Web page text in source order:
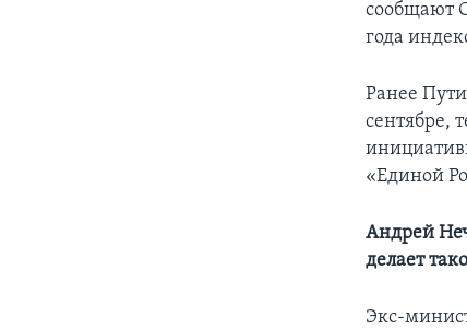
сообщают
года
Ранее
сентябре,
«Единой
Андрей
делает
Экс-